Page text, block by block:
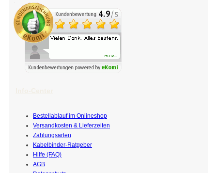
Bestellablauf im Onlineshop
Versandkosten & Lieferzeiten
Zahlungsarten
Kabelbinder-Ratgeber
Hilfe (FAQ)
AGB